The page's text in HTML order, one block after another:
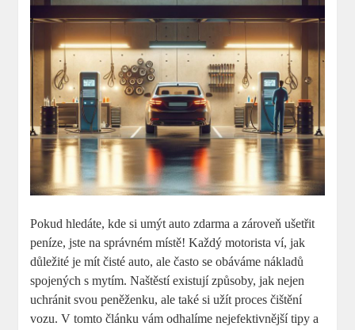
Pokud hledáte, kde‍ si umýt auto ‍zdarma a zároveň ​ušetřit
‍peníze, jste ​na správném místě! Každý motorista ví, jak
důležité je mít čisté auto, ale často se obáváme nákladů
spojených ⁢s mytím. Naštěstí existují způsoby, jak⁤ nejen‍
uchránit svou peněženku, ​ale také si užít proces čištění
vozu. V tomto článku vám odhalíme nejefektivnější tipy⁤ a